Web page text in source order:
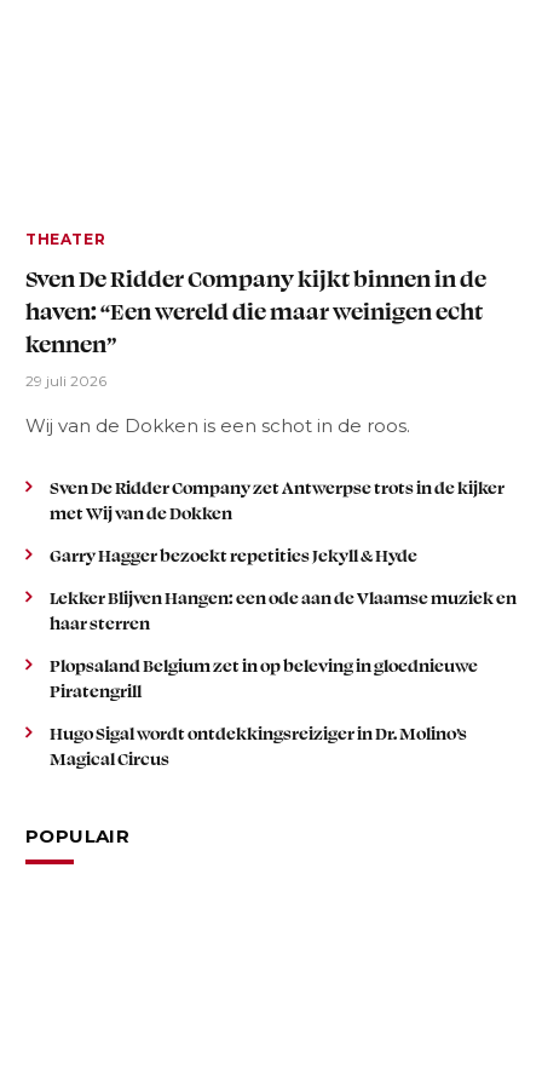
THEATER
Sven De Ridder Company kijkt binnen in de
haven: “Een wereld die maar weinigen echt
kennen”
29 juli 2026
Wij van de Dokken is een schot in de roos.
Sven De Ridder Company zet Antwerpse trots in de kijker
met Wij van de Dokken
Garry Hagger bezoekt repetities Jekyll & Hyde
Lekker Blijven Hangen: een ode aan de Vlaamse muziek en
haar sterren
Plopsaland Belgium zet in op beleving in gloednieuwe
Piratengrill
Hugo Sigal wordt ontdekkingsreiziger in Dr. Molino’s
Magical Circus
POPULAIR